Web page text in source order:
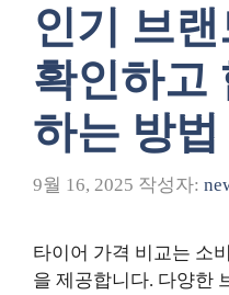
인기 브
확인하고
하는 방법
9월 16, 2025 작성자:
타이어 가격 비교는 소
을 제공합니다. 다양한